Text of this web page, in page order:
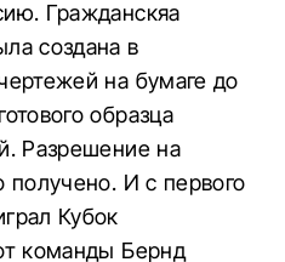
Гражданскяа
создана в
на бумаге до
образца
Разрешение на
получено. И с первого
Кубок
команды Бернд